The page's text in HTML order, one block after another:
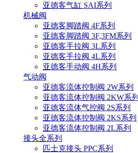
亚德客气缸 SAI系列
机械阀
亚德客脚踏阀 4F系列
亚德客脚踏阀 3F,3FM系列
亚德客手拉阀 3L系列
亚德客手拉阀 4L系列
亚德客手动阀 4H系列
气动阀
亚德客流体控制阀 2W系列
亚德客流体控制阀 2KW系列
亚德客流体气控阀 2S系列
亚德客流体控制阀 2KS系列
亚德客流体控制阀 2L系列
接头全系列
匹士克接头 PPC系列